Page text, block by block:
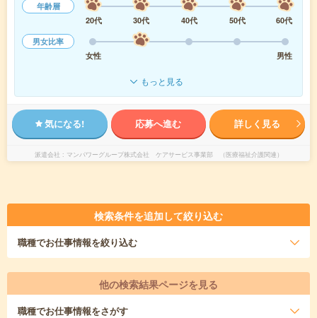
年齢層
20代
30代 40代 50代
60代
男女比率
女性
男性
もっと見る
気になる! 応募へ進む 詳しく見る
派遣会社 マンパワーグループ株式会社 ケアサービス事業部 （医療福祉介護関連）
検索条件を追加して絞り込む
職種でお仕事情報を絞り込む
他の検索結果ページを見る
職種でお仕事情報をさがす